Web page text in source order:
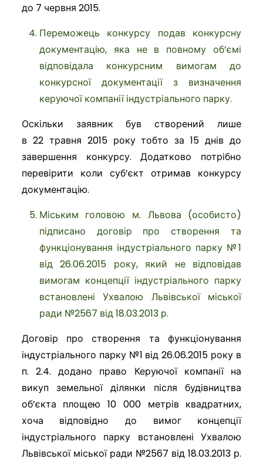
до 7 червня 2015.
Переможець конкурсу подав конкурсну
документацію, яка не в повному об’ємі
відповідала конкурсним вимогам до
конкурсної документації з визначення
керуючої компанії індустріального парку.
Оскільки заявник був створений лише
в 22 травня 2015 року тобто за 15 днів до
завершення конкурсу. Додатково потрібно
перевірити коли суб’єкт отримав конкурсу
документацію.
Міським головою м. Львова (особисто)
підписано договір про створення та
функціонування індустріального парку №1
від 26.06.2015 року, який не відповідав
вимогам концепції індустріального парку
встановлені Ухвалою Львівської міської
ради №2567 від 18.03.2013 р.
Договір про створення та функціонування
індустріального парку №1 від 26.06.2015 року в
п. 2.4. додано право Керуючої компанії на
викуп земельної ділянки після будівництва
об’єкта площею 10 000 метрів квадратних,
хоча відповідно до вимог концепції
індустріального парку встановлені Ухвалою
Львівської міської ради №2567 від 18.03.2013 р.